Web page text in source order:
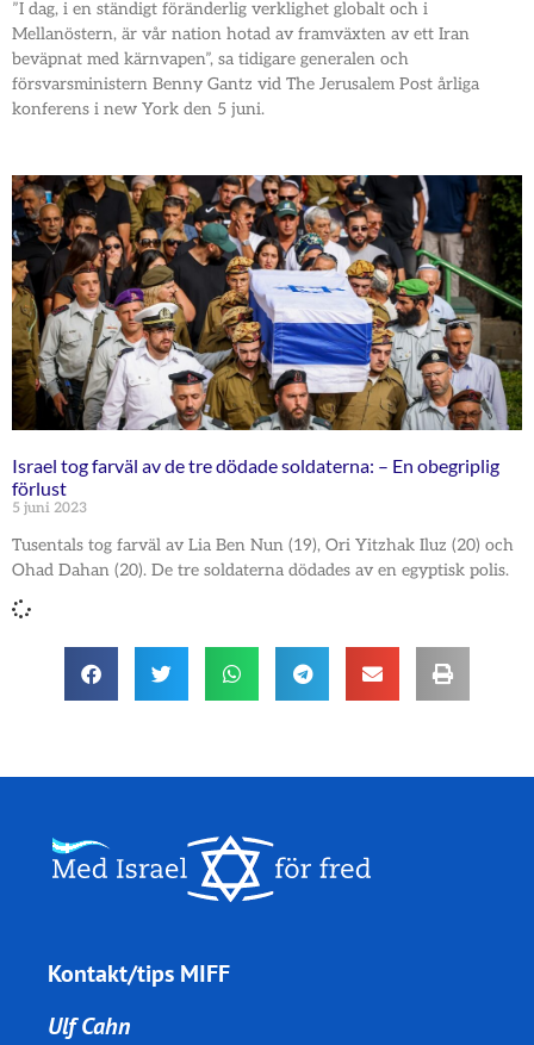
”I dag, i en ständigt föränderlig verklighet globalt och i
Mellanöstern, är vår nation hotad av framväxten av ett Iran
beväpnat med kärnvapen”, sa tidigare generalen och
försvarsministern Benny Gantz vid The Jerusalem Post årliga
konferens i new York den 5 juni.
Israel tog farväl av de tre dödade soldaterna: – En obegriplig
förlust
5 juni 2023
Tusentals tog farväl av Lia Ben Nun (19), Ori Yitzhak Iluz (20) och
Ohad Dahan (20). De tre soldaterna dödades av en egyptisk polis.
Kontakt/tips MIFF
Ulf Cahn